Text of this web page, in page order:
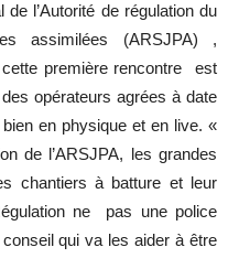
l’Autorité de régulation du
assimilées (ARSJPA) ,
première rencontre est
opérateurs agrées à date
en physique et en live. «
de l’ARSJPA, les grandes
chantiers à batture et leur
ne pas une police
qui va les aider à être